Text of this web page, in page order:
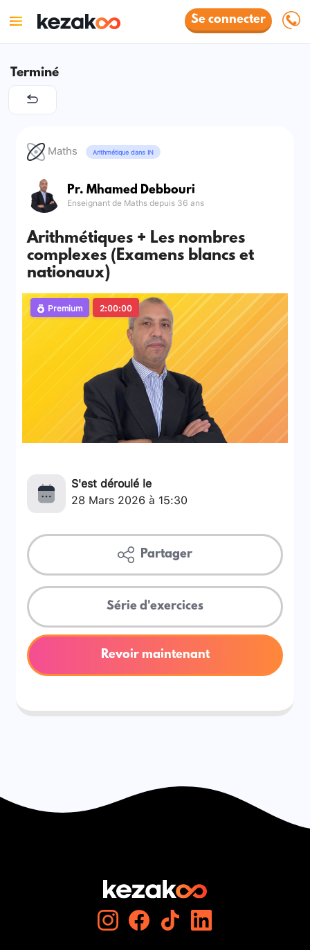
Se connecter
Terminé
Maths Arithmétique dans IN
Pr. Mhamed Debbouri
Enseignant de Maths depuis 36 ans
Arithmétiques + Les nombres
complexes (Examens blancs et
nationaux)
Premium 2:00:00
S'est déroulé le
28 Mars 2026 à 15:30
Partager
Série d'exercices
Revoir maintenant